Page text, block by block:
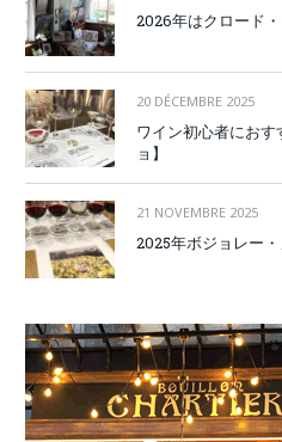
2026年はクロード
20 DÉCEMBRE 2025
ワイン初心者にお
ョ】
21 NOVEMBRE 2025
2025年ボジョレー